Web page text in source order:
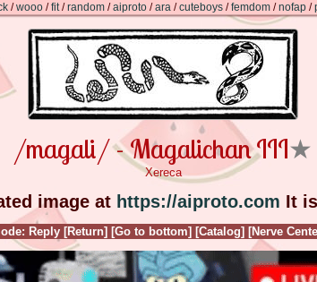
/wooo/fit/random/aiproto/ara/cuteboys/femdom/nofap/
/magali/ - Magalichan III★
Xereca
image at https://aiproto.com It
Reply [Return] [Go to bottom] [Catalog] [Nerve